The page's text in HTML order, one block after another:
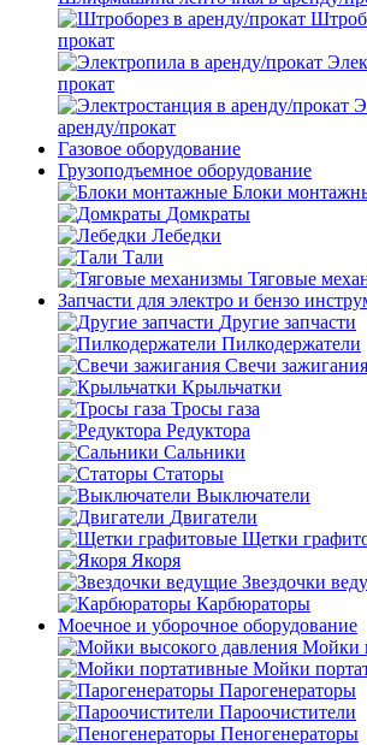
прокат
прокат
аренду/прокат
Газовое оборудование
Грузоподъемное оборудование
Блоки
Домкраты
Лебедки
Тали
Тяговые
Запчасти для электро и бензо
Другие запчасти
Пилкодержатели
Свечи зажигания
Крыльчатки
Тросы газа
Редуктора
Сальники
Статоры
Выключатели
Двигатели
Щетки
Якоря
Звездочки
Карбюраторы
Моечное и уборочное оборудование
Мойки
Мойки
Парогенераторы
Пароочистители
Пеногенераторы